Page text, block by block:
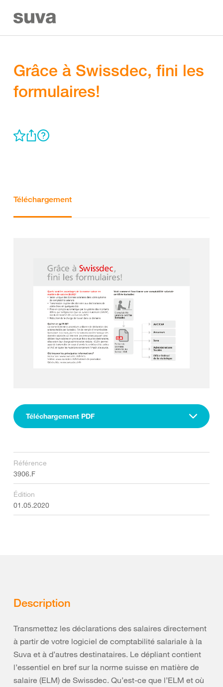
Grâce à Swissdec, fini les
formulaires!
Téléchargement
Téléchargement PDF
Référence
3906.F
Édition
01.05.2020
Description
Transmettez les déclarations des salaires directement
à partir de votre logiciel de comptabilité salariale à la
Suva et à d’autres destinataires. Le dépliant contient
l’essentiel en bref sur la norme suisse en matière de
salaire (ELM) de Swissdec. Qu’est-ce que l’ELM et où